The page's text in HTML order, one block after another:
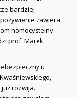
bardziej
zawiera
homocysteiny
prof. Marek
u
rozwija.